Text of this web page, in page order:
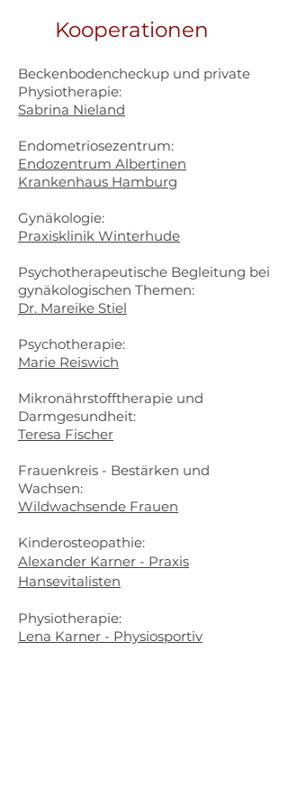
Kooperationen
Beckenbodencheckup und private
Physiotherapie:
Sabrina Nieland
Endometriosezentrum:
Endozentrum Albertinen
Krankenhaus Hamburg
Gynäkologie:
Praxisklinik Winterhude
Psychotherapeutische Begleitung bei
gynäkologischen Themen:
Dr. Mareike Stiel
Psychotherapie:
Marie Reiswich
Mikronährstofftherapie und
Darmgesundheit:
Teresa Fischer
Frauenkreis - Bestärken und
Wachsen:
Wildwachsende Frauen
Kinderosteopathie:
Alexander Karner - Praxis
Hansevitalisten
Physiotherapie:
Lena Karner - Physiosportiv